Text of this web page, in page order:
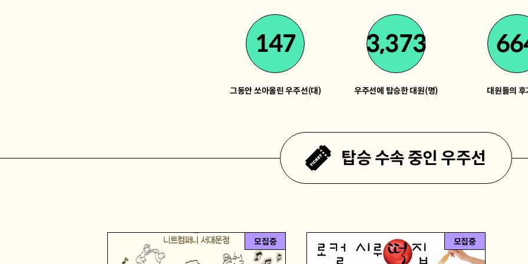
147
그동안 쏘아올린 우주선(대)
3,373
우주선에 탑승한 대원(명) 대원들의
탑승 수속 중인 우주선
모집중 모집중